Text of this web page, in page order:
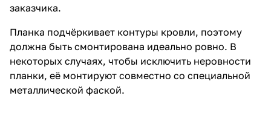
заказчика.
Планка подчёркивает контуры кровли, поэтому
должна быть смонтирована идеально ровно. В
некоторых случаях, чтобы исключить неровности
планки, её монтируют совместно со специальной
металлической фаской.